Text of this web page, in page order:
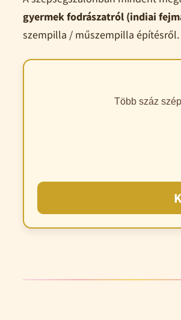
gyermek fodrászatról (indiai
szempilla / műszempilla építésről.
Több száz